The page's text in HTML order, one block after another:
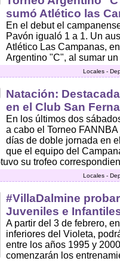
sumó Atlético las
En el debut el
Pavón igualó 1 a 1. Un
Atlético Las Campanas,
Argentino "C", al sumar
Locales -
Natación:
en el Club San
En los últimos dos
a cabo el Torneo
días de doble jornada en
que el equipo del
su trofeo
Locales -
#VillaDalmine
Juveniles e
A partir del 3 de febrero,
inferiores del Violeta,
entre los años 1995 y
comenzarán los